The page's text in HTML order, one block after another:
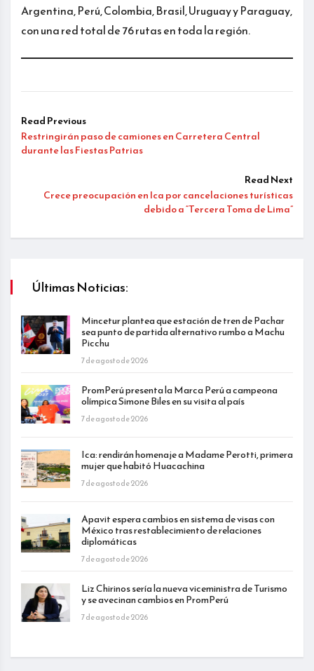
Argentina, Perú, Colombia, Brasil, Uruguay y Paraguay,
con una red total de 76 rutas en toda la región.
Read Previous
Restringirán paso de camiones en Carretera Central
durante las Fiestas Patrias
Read Next
Crece preocupación en Ica por cancelaciones turísticas
debido a “Tercera Toma de Lima”
Últimas Noticias:
Mincetur plantea que estación de tren de Pachar
sea punto de partida alternativo rumbo a Machu
Picchu
7 de agosto de 2026
PromPerú presenta la Marca Perú a campeona
olímpica Simone Biles en su visita al país
7 de agosto de 2026
Ica: rendirán homenaje a Madame Perotti, primera
mujer que habitó Huacachina
7 de agosto de 2026
Apavit espera cambios en sistema de visas con
México tras restablecimiento de relaciones
diplomáticas
7 de agosto de 2026
Liz Chirinos sería la nueva viceministra de Turismo
y se avecinan cambios en PromPerú
7 de agosto de 2026